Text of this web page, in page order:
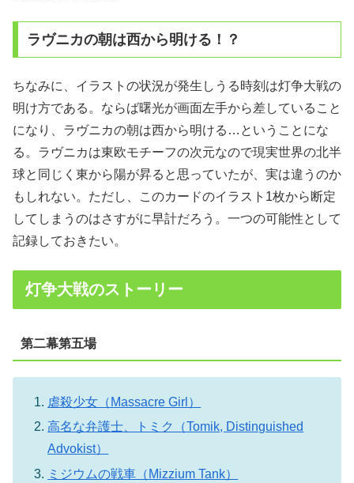
ラヴニカの朝は西から明ける！？
ちなみに、イラストの状況が発生しうる時刻は灯争大戦の
明け方である。ならば曙光が画面左手から差していること
になり、ラヴニカの朝は西から明ける…ということにな
る。ラヴニカは東欧モチーフの次元なので現実世界の北半
球と同じく東から陽が昇ると思っていたが、実は違うのか
もしれない。ただし、このカードのイラスト1枚から断定
してしまうのはさすがに早計だろう。一つの可能性として
記録しておきたい。
灯争大戦のストーリー
第二幕第五場
虐殺少女（Massacre Girl）
高名な弁護士、トミク（Tomik, Distinguished
Advokist）
ミジウムの戦車（Mizzium Tank）